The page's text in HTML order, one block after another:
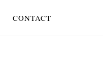
CONTACT